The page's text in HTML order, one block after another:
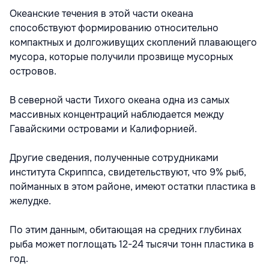
Океанские течения в этой части океана
способствуют формированию относительно
компактных и долгоживущих скоплений плавающего
мусора, которые получили прозвище мусорных
островов.
В северной части Тихого океана одна из самых
массивных концентраций наблюдается между
Гавайскими островами и Калифорнией.
Другие сведения, полученные сотрудниками
института Скриппса, свидетельствуют, что 9% рыб,
пойманных в этом районе, имеют остатки пластика в
желудке.
По этим данным, обитающая на средних глубинах
рыба может поглощать 12-24 тысячи тонн пластика в
год.